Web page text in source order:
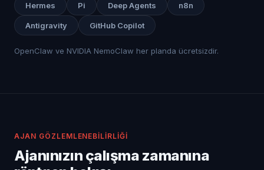
Hermes Pi Deep Agents n8n
Antigravity GitHub Copilot
OpenClaw ve NVIDIA NemoClaw her planda ücretsizdir.
AJAN GÖZLEMLENEBILIRLIĞI
Ajanınızın çalışma zamanına